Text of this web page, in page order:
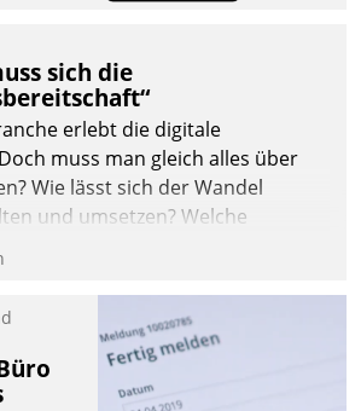
gehen
bei
sich die
erlebt die digitale
muss man gleich alles über
Wie lässt sich der Wandel
und umsetzen? Welche
wirklich?